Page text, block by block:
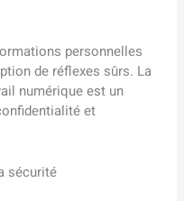
personnelles
de réflexes sûrs. La
numérique est un
et
sécurité